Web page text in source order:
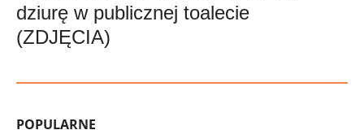
dziurę w publicznej toalecie
(ZDJĘCIA)
POPULARNE